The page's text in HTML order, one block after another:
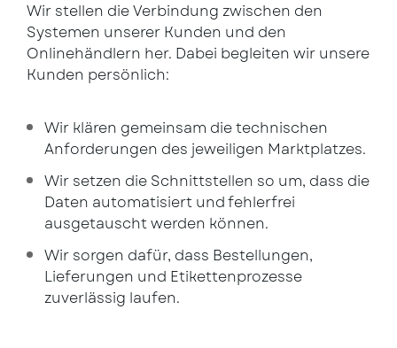
Wir stellen die Verbindung zwischen den
Systemen unserer Kunden und den
Onlinehändlern her. Dabei begleiten wir unsere
Kunden persönlich:
Wir klären gemeinsam die technischen
Anforderungen des jeweiligen Marktplatzes.
Wir setzen die Schnittstellen so um, dass die
Daten automatisiert und fehlerfrei
ausgetauscht werden können.
Wir sorgen dafür, dass Bestellungen,
Lieferungen und Etikettenprozesse
zuverlässig laufen.